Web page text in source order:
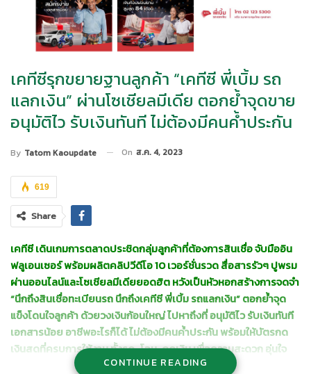
เคทีซีรุกขยายฐานลูกค้า “เคทีซี พี่เบิ้ม รถ
แลกเงิน” ผ่านโซเชียลมีเดีย ตอกย้ำจุดขาย
อนุมัติไว รับเงินทันที ไม่ต้องมีคนค้ำประกัน
By Tatom Kaoupdate On ส.ค. 4, 2023
619
Share
เคทีซี เดินเกมการตลาดประชิดกลุ่มลูกค้าที่ต้องการสินเชื่อ จับมืออิน
ฟลูเอนเซอร์ พร้อมผลิตคลิปวีดีโอ10 เวอร์ชั่นรวด สื่อสารรัวๆ ปูพรม
ผ่านออนไลน์และโซเชียลมีเดียยอดฮิต หวังเป็นหัวหอกสร้างการจดจำ
“นึกถึงสินเชื่อทะเบียนรถ นึกถึงเคทีซี พี่เบิ้ม รถแลกเงิน” ตอกย้ำจุด
แข็งโดนใจลูกค้า ด้วยวงเงินก้อนใหญ่ ไปหาถึงที่ อนุมัติไว รับเงินทันที
เอกสารน้อย อาชีพอะไรก็ได้ ไม่ต้องมีคนค้ำประกัน พร้อมให้บัตรกด
เงินสดที่ครบการใช้งาน ทั้งรูด-โอน-กดเงิน เพื่อความสะดวก อุ่นใจ
ยามฉุกเฉิน ไม่มีค่าธรรมเนียมCONTINUE READING